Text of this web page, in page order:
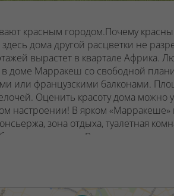
красным городом.Почему
дома другой расцветки не
вырастет в квартале
в доме Марракеш со свободной
или французскими балконами.
Оценить красоту дома можно
настроении! В ярком «Марракеше»
зона отдыха, туалетная
бокс и колясочная. Возле дома –
жилой застройки появится детский
Через дорогу от квартала
зонами отдыха и выгула